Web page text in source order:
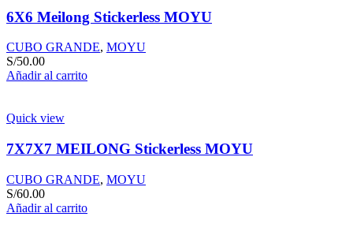
6X6 Meilong Stickerless MOYU
CUBO GRANDE, MOYU
S/50.00
Añadir al carrito
Quick view
7X7X7 MEILONG Stickerless MOYU
CUBO GRANDE, MOYU
S/60.00
Añadir al carrito